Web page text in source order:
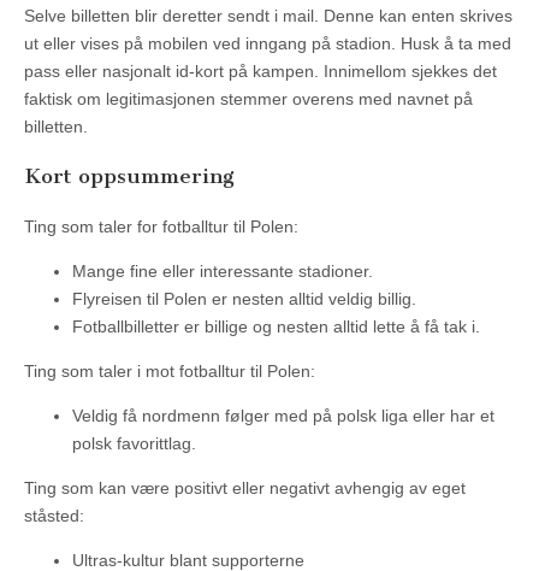
Selve billetten blir deretter sendt i mail. Denne kan enten skrives
ut eller vises på mobilen ved inngang på stadion. Husk å ta med
pass eller nasjonalt id-kort på kampen. Innimellom sjekkes det
faktisk om legitimasjonen stemmer overens med navnet på
billetten.
Kort oppsummering
Ting som taler for fotballtur til Polen:
Mange fine eller interessante stadioner.
Flyreisen til Polen er nesten alltid veldig billig.
Fotballbilletter er billige og nesten alltid lette å få tak i.
Ting som taler i mot fotballtur til Polen:
Veldig få nordmenn følger med på polsk liga eller har et
polsk favorittlag.
Ting som kan være positivt eller negativt avhengig av eget
ståsted:
Ultras-kultur blant supporterne